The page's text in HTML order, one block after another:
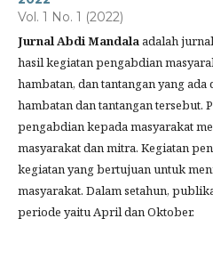
Vol. 1 No. 1 (2022)
Jurnal Abdi Mandalaadalah
hasil kegiatan pengabdian
hambatan, dan tantangan yang ada
hambatan dan tantangan tersebut.
pengabdian kepada masyarakat
masyarakat dan mitra. Kegiatan
kegiatan yang bertujuan untuk
masyarakat. Dalam setahun,
periode yaitu April dan Oktober.